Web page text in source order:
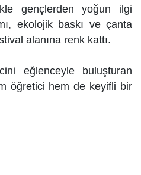
gençlerden yoğun ilgi
ekolojik baskı ve çanta
alanına renk kattı.
eğlenceyle buluşturan
öğretici hem de keyifli bir